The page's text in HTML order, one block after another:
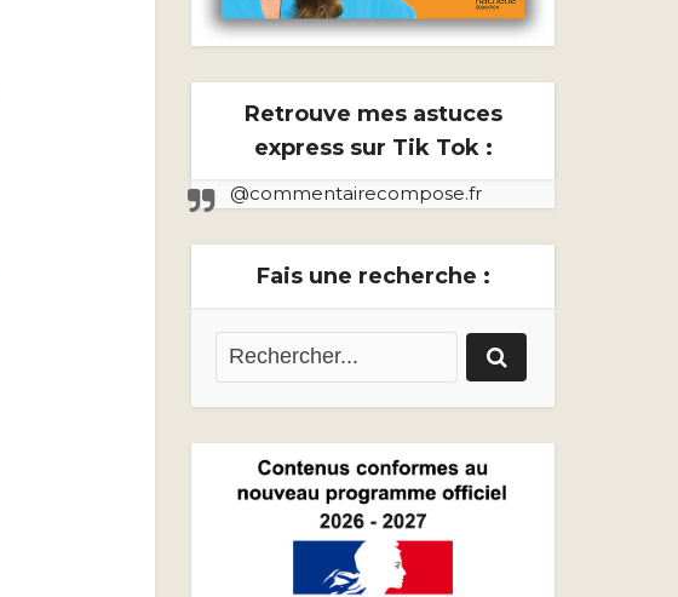
Retrouve mes astuces
express sur Tik Tok :
@commentairecompose.fr
Fais une recherche :